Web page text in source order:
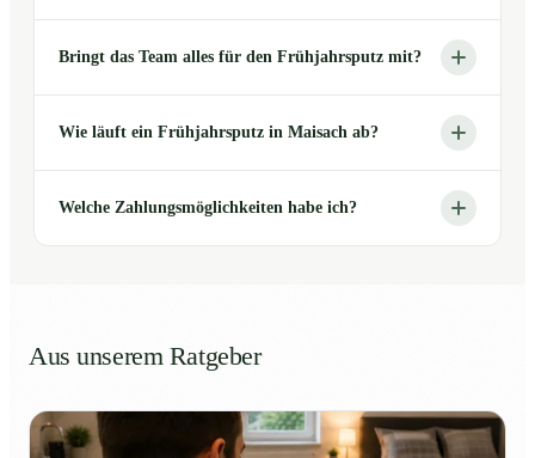
Bringt das Team alles für den Frühjahrsputz mit?
Wie läuft ein Frühjahrsputz in Maisach ab?
Welche Zahlungsmöglichkeiten habe ich?
Aus unserem Ratgeber